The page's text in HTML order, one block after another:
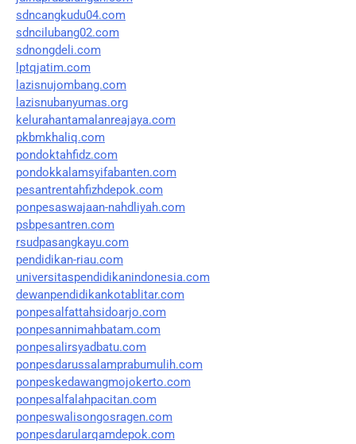
sdncangkudu04.com
sdncilubang02.com
sdnongdeli.com
lptqjatim.com
lazisnujombang.com
lazisnubanyumas.org
kelurahantamalanreajaya.com
pkbmkhaliq.com
pondoktahfidz.com
pondokkalamsyifabanten.com
pesantrentahfizhdepok.com
ponpesaswajaan-nahdliyah.com
psbpesantren.com
rsudpasangkayu.com
pendidikan-riau.com
universitaspendidikanindonesia.com
dewanpendidikankotablitar.com
ponpesalfattahsidoarjo.com
ponpesannimahbatam.com
ponpesalirsyadbatu.com
ponpesdarussalamprabumulih.com
ponpeskedawangmojokerto.com
ponpesalfalahpacitan.com
ponpeswalisongosragen.com
ponpesdarularqamdepok.com